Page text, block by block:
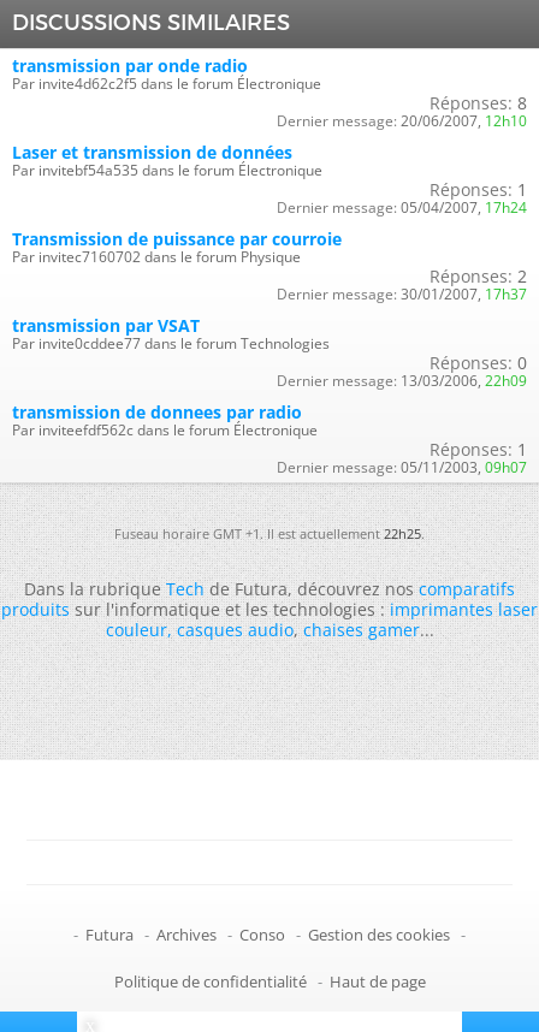
DISCUSSIONS SIMILAIRES
transmission par onde radio
Par invite4d62c2f5 dans le forum Électronique
Réponses: 8
Dernier message: 20/06/2007, 12h10
Laser et transmission de données
Par invitebf54a535 dans le forum Électronique
Réponses: 1
Dernier message: 05/04/2007, 17h24
Transmission de puissance par courroie
Par invitec7160702 dans le forum Physique
Réponses: 2
Dernier message: 30/01/2007, 17h37
transmission par VSAT
Par invite0cddee77 dans le forum Technologies
Réponses: 0
Dernier message: 13/03/2006, 22h09
transmission de donnees par radio
Par inviteefdf562c dans le forum Électronique
Réponses: 1
Dernier message: 05/11/2003, 09h07
Fuseau horaire GMT +1. Il est actuellement22h25.
Dans la rubriqueTechde Futura, découvrez noscomparatifs
produitssur l'informatique et les technologies :imprimantes laser
couleur,casques audio,chaises gamer...
- Futura - Archives - Conso - Gestion des cookies -
Politique de confidentialité - Haut de page